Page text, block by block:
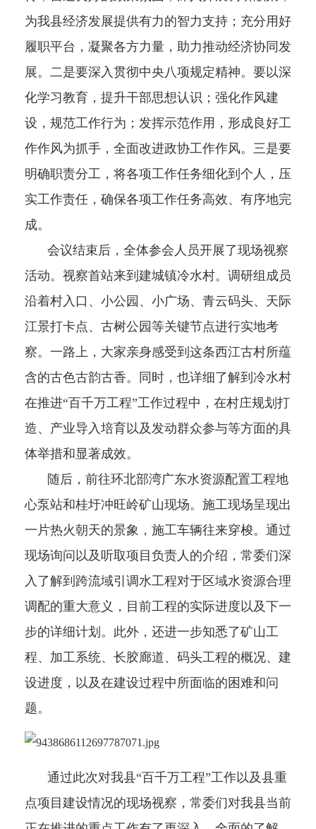
为我县经济发展提供有力的智力支持；充分用好
履职平台，凝聚各方力量，助力推动经济协同发
展。二是要深入贯彻中央八项规定精神。要以深
化学习教育，提升干部思想认识；强化作风建
设，规范工作行为；发挥示范作用，形成良好工
作作风为抓手，全面改进政协工作作风。三是要
明确职责分工，将各项工作任务细化到个人，压
实工作责任，确保各项工作任务高效、有序地完
成。
会议结束后，全体参会人员开展了现场视察
活动。视察首站来到建城镇冷水村。调研组成员
沿着村入口、小公园、小广场、青云码头、天际
江景打卡点、古树公园等关键节点进行实地考
察。一路上，大家亲身感受到这条西江古村所蕴
含的古色古韵古香。同时，也详细了解到冷水村
在推进“百千万工程”工作过程中，在村庄规划打
造、产业导入培育以及发动群众参与等方面的具
体举措和显著成效。
随后，前往环北部湾广东水资源配置工程地
心泵站和桂圩冲旺岭矿山现场。施工现场呈现出
一片热火朝天的景象，施工车辆往来穿梭。通过
现场询问以及听取项目负责人的介绍，常委们深
入了解到跨流域引调水工程对于区域水资源合理
调配的重大意义，目前工程的实际进度以及下一
步的详细计划。此外，还进一步知悉了矿山工
程、加工系统、长胶廊道、码头工程的概况、建
设进度，以及在建设过程中所面临的困难和问
题。
通过此次对我县“百千万工程”工作以及县重
点项目建设情况的现场视察，常委们对我县当前